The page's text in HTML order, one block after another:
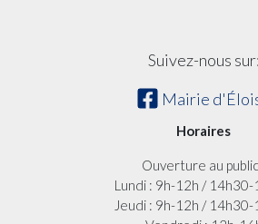
Suivez-nous sur:
Mairie
Horaires
Ouverture au
Lundi : 9h-12h /
Jeudi : 9h-12h /